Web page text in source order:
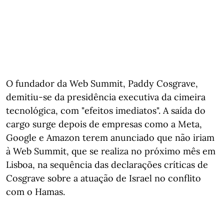
O fundador da Web Summit, Paddy Cosgrave,
demitiu-se da presidência executiva da cimeira
tecnológica, com "efeitos imediatos". A saída do
cargo surge depois de empresas como a Meta,
Google e Amazon terem anunciado que não iriam
à Web Summit, que se realiza no próximo mês em
Lisboa, na sequência das declarações críticas de
Cosgrave sobre a atuação de Israel no conflito
com o Hamas.